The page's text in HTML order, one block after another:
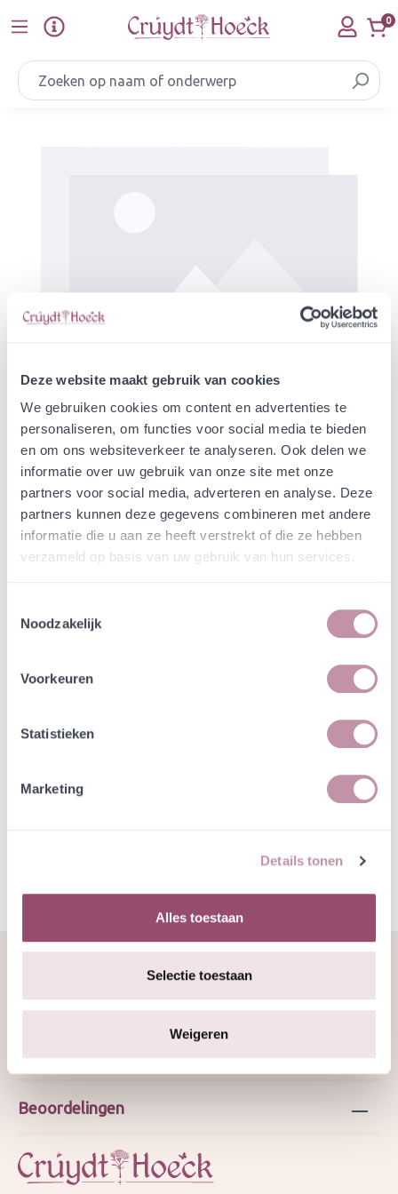
Deze website maakt gebruik van cookies
We gebruiken cookies om content en advertenties te
personaliseren, om functies voor social media te bieden
en om ons websiteverkeer te analyseren. Ook delen we
informatie over uw gebruik van onze site met onze
partners voor social media, adverteren en analyse. Deze
partners kunnen deze gegevens combineren met andere
informatie die u aan ze heeft verstrekt of die ze hebben
verzameld op basis van uw gebruik van hun services.
Noodzakelijk
Voorkeuren
Statistieken
Marketing
Details tonen
Alles toestaan
Selectie toestaan
Weigeren
Ga naar de hoofdinhoud 0
Bont kroonkruid -
Securigera varia
In een zakje zitten genoeg zaden om
tientallen planten op te kweken.
incl. btw
Bewaren
- + In winkelwagen
Jouw bestelling draagt bij aan meer biodiversiteit
Over ons
Webshop
Beoordelingen